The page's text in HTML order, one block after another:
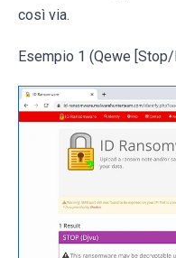
così via.
Esempio 1 (Qewe